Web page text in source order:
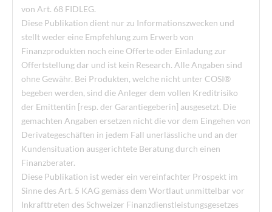
von Art. 68 FIDLEG.
Diese Publikation dient nur zu Informationszwecken und
stellt weder eine Empfehlung zum Erwerb von
Finanzprodukten noch eine Offerte oder Einladung zur
Offertstellung dar und ist kein Research. Alle Angaben sind
ohne Gewähr. Bei Produkten, welche nicht unter COSI®
begeben werden, sind die Anleger dem vollen Kreditrisiko
der Emittentin [resp. der Garantiegeberin] ausgesetzt. Die
gemachten Angaben ersetzen nicht die vor dem Eingehen von
Derivategeschäften in jedem Fall unerlässliche und an der
Kundensituation ausgerichtete Beratung durch einen
Finanzberater.
Diese Publikation ist weder ein vereinfachter Prospekt im
Sinne des Art. 5 KAG gemäss dem Wortlaut unmittelbar vor
Inkrafttreten des Schweizer Finanzdienstleistungsgesetzes